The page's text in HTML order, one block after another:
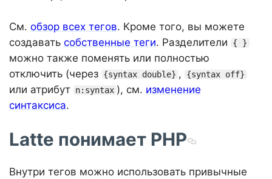
См. обзор всех тегов. Кроме того, вы можете
создавать собственные теги. Разделители { }
можно также поменять или полностью
отключить (через {syntax double} , {syntax off}
или атрибут n:syntax ), см. изменение
синтаксиса.
Latte понимает PHP
Внутри тегов можно использовать привычные